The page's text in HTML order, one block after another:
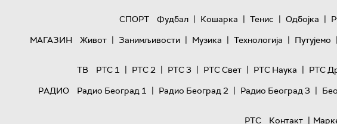
СПОРТ
Фудбал | Кошарка | Тенис | Одбојка |
МАГАЗИН
Живот | Занимљивости | Музика | Технологијa | Путујемо |
ТВ
РТС 1 | РТС 2 | РТС 3 | РТС Свет | РТС Наука | РТС
РАДИО
Радио Београд 1 | Радио Београд 2 | Радио Београд 3 |
РТС
Контакт |